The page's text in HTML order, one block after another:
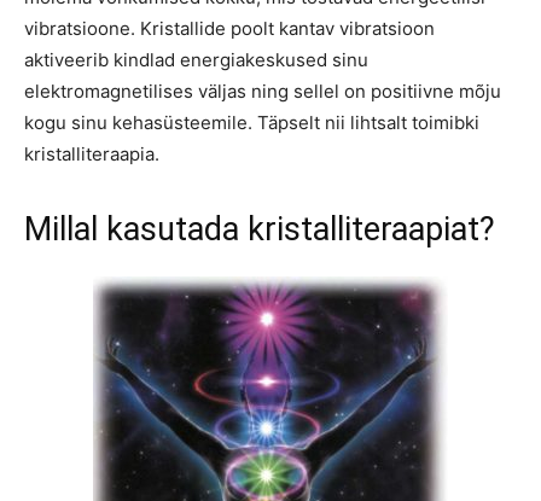
vibratsioone. Kristallide poolt kantav vibratsioon
aktiveerib kindlad energiakeskused sinu
elektromagnetilises väljas ning sellel on positiivne mõju
kogu sinu kehasüsteemile. Täpselt nii lihtsalt toimibki
kristalliteraapia.
Millal kasutada kristalliteraapiat?